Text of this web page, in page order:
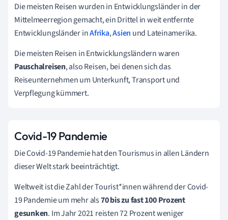
Die meisten Reisen wurden in Entwicklungsländer in der
Mittelmeerregion gemacht, ein Drittel in weit entfernte
Entwicklungsländer inAfrika,Asien und Lateinamerika.
Die meisten Reisen in Entwicklungsländern waren
Pauschalreisen, also Reisen, bei denen sich das
Reiseunternehmen um Unterkunft, Transport und
Verpflegung kümmert.
Covid-19 Pandemie
Die Covid-19 Pandemie hat den Tourismus in allen Ländern
dieser Welt stark beeinträchtigt.
Weltweit ist die Zahl der Tourist*innen während der Covid-
19 Pandemie um mehr als70 bis zu fast 100 Prozent
gesunken. Im Jahr 2021 reisten 72 Prozent weniger